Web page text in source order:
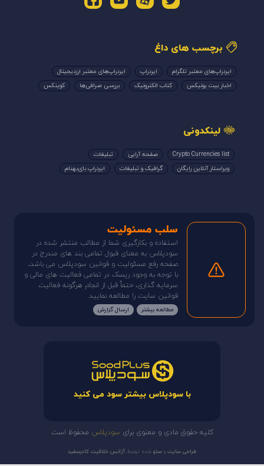
اخبار بیت یونیکس
کتاب الکترونیک بررسی صرافی‌ها کوینکس
ویراستار آنلاین رایگان
گرافیک و تبلیغات ایردراپ بای‌بهنام
استفاده و بکارگیری شما از مطالب منتشر شده در
سودپلاس به معنای قبول تمامی بند های مندرج در
صفحه رفع مسئولیت و قوانین سودپلاس می باشد،
با توجه به وجود ریسک در تمامی فعالیت های مالی و
سرمایه گذاری، حتماً قبل از انجام هرگونه فعالیت
قوانین سایت را مطالعه نمایید.
مطالعه بیشتر ارسال گزارش
با سودپلاس بیشتر سود می کنید
طراحی سایتو سئو شده توسطآژانس خلاقیت کادرسفید